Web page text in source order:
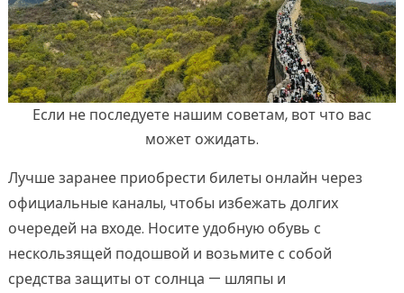
Если не последуете нашим советам, вот что вас
может ожидать.
Лучше заранее приобрести билеты онлайн через
официальные каналы, чтобы избежать долгих
очередей на входе. Носите удобную обувь с
нескользящей подошвой и возьмите с собой
средства защиты от солнца — шляпы и